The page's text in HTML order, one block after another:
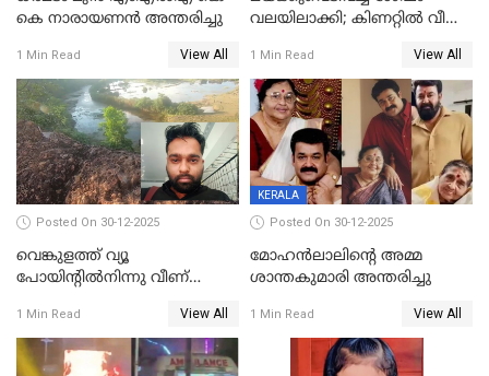
കെ നാരായണന്‍ അന്തരിച്ചു
1 Min Read View All
വലയിലാക്കി; കിണറ്റിൽ വീണ
1 Min Read View All
Posted On 30-12-2025
വെങ്കുളത്ത് വ്യൂ
പോയിന്റിൽനിന്നു വീണ്
1 Min Read View All
KERALA
Posted On 30-12-2025
മോഹന്‍ലാലിന്‍റെ അമ്മ
ശാന്തകുമാരി അന്തരിച്ചു
1 Min Read View All